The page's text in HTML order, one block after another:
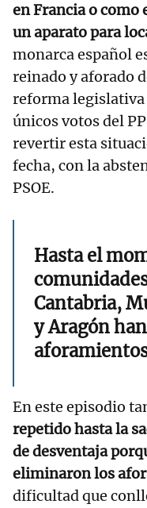
en Francia o como
un aparato para
monarca español
reinado y aforado
reforma legislativa
únicos votos del
revertir esta
fecha, con la
PSOE.
Hasta el
Cantabria,
y Aragón
En este episodio
repetido hasta la
de desventaja
eliminaron los
dificultad que